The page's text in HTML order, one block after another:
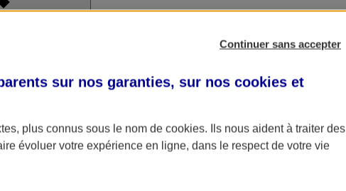
Continuer sans accepter
sur nos garanties, sur nos cookies et
plus connus sous le nom de cookies. Ils nous aident à traiter des
évoluer votre expérience en ligne, dans le respect de votre vie